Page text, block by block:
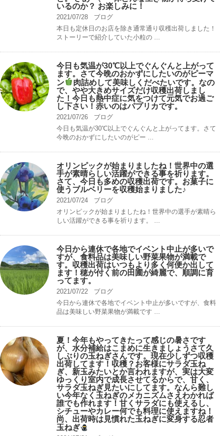
いるのか？ お楽しみに！
2021/07/28
ブログ
本日も定休日のお店を除き通常通り収穫出荷しました！
ストーリーで紹介していた小粒の ...
今日も気温が30℃以上でぐんぐんと上がって
ます。さて今晩のおかずにしたいのがピーマ
ン
肉詰めして美味しくだべたいです。なの
で、やや大きめサイズだけ収穫出荷しまし
た！今日も熱中症に気をつけて元気でお過ご
し下さい！赤いのはパプリカです。
2021/07/26
ブログ
今日も気温が30℃以上でぐんぐんと上がってます。さて
今晩のおかずにしたいのがピー ...
オリンピックが始まりましたね！世界中の選
手が素晴らしい活躍ができる事を祈ります。
さて、今日も多めの収穫出荷です。お菓子に
使うブルベリーを収穫始まりました♪
2021/07/24
ブログ
オリンピックが始まりましたね！世界中の選手が素晴ら
しい活躍ができる事を祈ります。 ...
今日から連休で各地でイベント中止が多いで
すが、食料品は美味しい野菜果物が満載で
す。収穫出荷はいつもより多く何便か出して
ます！穂が付く前の田圃が綺麗で、順調に育
ってます。
2021/07/22
ブログ
今日から連休で各地でイベント中止が多いですが、食料
品は美味しい野菜果物が満載です ...
夏！今年もやってきたって感じの暑さです
が、水分補給はこまめに生きましょうさて久
しぶりの玉ねぎさんです。現在少しずつ収穫
出荷してます！収穫？お客様にサラダ玉ね
ぎ、新玉みたいとか言われますが、実は大変
ゆっくり室内で成長させてるからで、甘く、
サラダ玉ねぎ見たいにしてます。なんら難し
い今年なく玉ねぎのメカニズムさえわかれば
誰でも作れます！甘くサラダにも使えるし、
シチューやカレー何でも料理に使えますね！
尚、出荷時は見慣れた玉ねぎに変身する忍者
玉ねぎ